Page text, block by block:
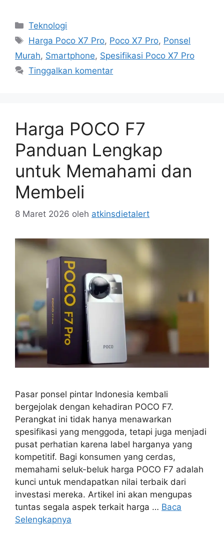
Kategori
Teknologi
Tag
Harga Poco X7 Pro, Poco X7 Pro, Ponsel
Murah, Smartphone, Spesifikasi Poco X7 Pro
Tinggalkan komentar
Harga POCO F7
Panduan Lengkap
untuk Memahami dan
Membeli
8 Maret 2026 oleh atkinsdietalert
Pasar ponsel pintar Indonesia kembali
bergejolak dengan kehadiran POCO F7.
Perangkat ini tidak hanya menawarkan
spesifikasi yang menggoda, tetapi juga menjadi
pusat perhatian karena label harganya yang
kompetitif. Bagi konsumen yang cerdas,
memahami seluk-beluk harga POCO F7 adalah
kunci untuk mendapatkan nilai terbaik dari
investasi mereka. Artikel ini akan mengupas
tuntas segala aspek terkait harga … Baca
Selengkapnya